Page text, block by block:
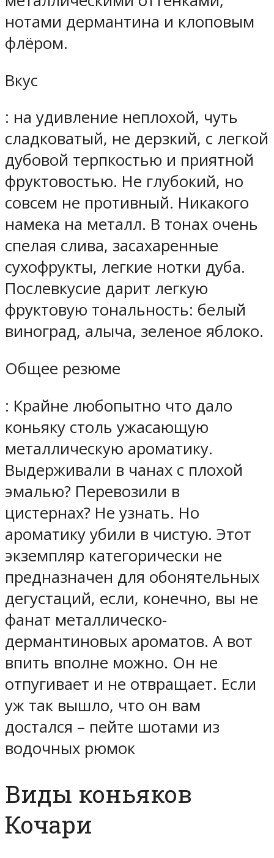
нотами дермантина и клоповым
флёром.
Вкус
: на удивление неплохой, чуть
сладковатый, не дерзкий, с легкой
дубовой терпкостью и приятной
фруктовостью. Не глубокий, но
совсем не противный. Никакого
намека на металл. В тонах очень
спелая слива, засахаренные
сухофрукты, легкие нотки дуба.
Послевкусие дарит легкую
фруктовую тональность: белый
виноград, алыча, зеленое яблоко.
Общее резюме
: Крайне любопытно что дало
коньяку столь ужасающую
металлическую ароматику.
Выдерживали в чанах с плохой
эмалью? Перевозили в
цистернах? Не узнать. Но
ароматику убили в чистую. Этот
экземпляр категорически не
предназначен для обонятельных
дегустаций, если, конечно, вы не
фанат металлическо-
дермантиновых ароматов. А вот
впить вполне можно. Он не
отпугивает и не отвращает. Если
уж так вышло, что он вам
достался – пейте шотами из
водочных рюмок
Виды коньяков
Кочари